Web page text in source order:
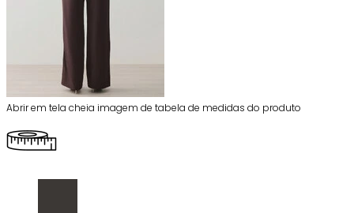
Abrir em tela cheia imagem de tabela de medidas do produto